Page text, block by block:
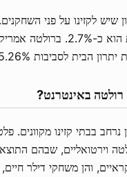
שיש לקזינו על פני
האירופית, יתרון הבית הוא כ-
הבית לסביבות 5.26%.
נרחב בבתי קזינו מקוונים.
וירטואליים, שבהם
והן משחקי דילר